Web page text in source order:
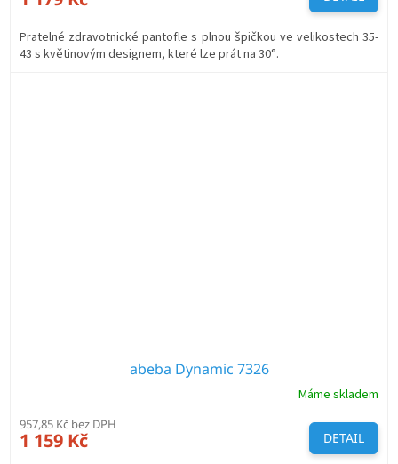
Pratelné zdravotnické pantofle s plnou špičkou ve velikostech 35-
43 s květinovým designem, které lze prát na 30°.
abeba Dynamic 7326
Máme skladem
957,85 Kč bez DPH
1 159 Kč DETAIL